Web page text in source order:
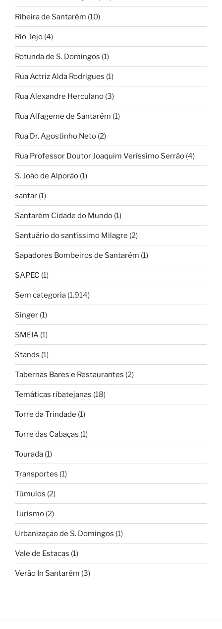
Ribeira de Santarém (10)
Rio Tejo (4)
Rotunda de S. Domingos (1)
Rua Actriz Alda Rodrigues (1)
Rua Alexandre Herculano (3)
Rua Alfageme de Santarém (1)
Rua Dr. Agostinho Neto (2)
Rua Professor Doutor Joaquim Veríssimo Serrão (4)
S. João de Alporão (1)
santar (1)
Santarém Cidade do Mundo (1)
Santuário do santíssimo Milagre (2)
Sapadores Bombeiros de Santarém (1)
SAPEC (1)
Sem categoria (1.914)
Singer (1)
SMEIA (1)
Stands (1)
Tabernas Bares e Restaurantes (2)
Temáticas ribatejanas (18)
Torre da Trindade (1)
Torre das Cabaças (1)
Tourada (1)
Transportes (1)
Túmulos (2)
Turismo (2)
Urbanização de S. Domingos (1)
Vale de Estacas (1)
Verão In Santarém (3)